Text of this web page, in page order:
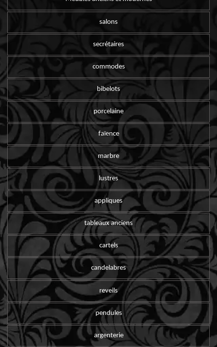
salons
secrétaires
commodes
bibelots
porcelaine
faïence
marbre
lustres
appliques
tableaux anciens
cartels
candelabres
reveils
pendules
argenterie